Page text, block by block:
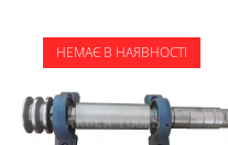
НЕМАЄ В НАЯВНОСТІ